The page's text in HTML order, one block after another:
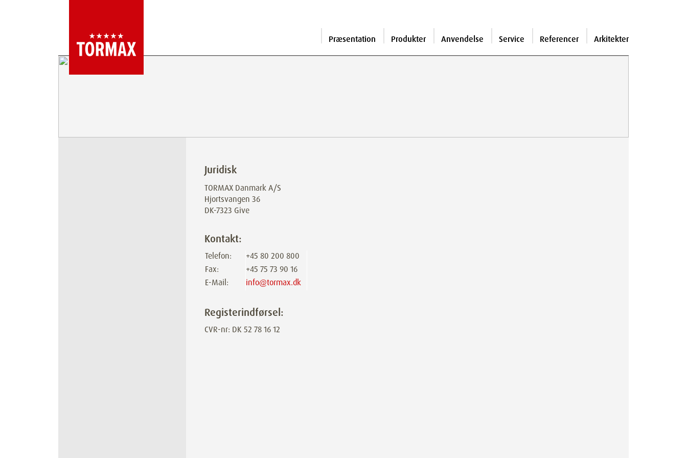
Præsentation Produkter Anvendelse Service Referencer Arkitekter
Juridisk
TORMAX Danmark A/S
Hjortsvangen 36
DK-7323 Give
Kontakt:
Telefon:
+45 80 200 800
Fax:
+45 75 73 90 16
E-Mail:
info@tormax.dk
Registerindførsel:
CVR-nr: DK 52 78 16 12